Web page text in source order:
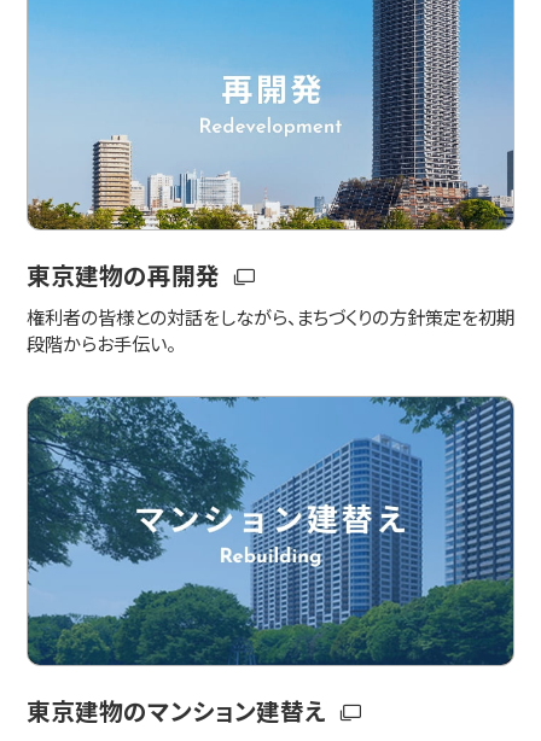
東京建物の再開発
権利者の皆様との対話をしながら、まちづくりの方針策定を初期
段階からお手伝い。
東京建物のマンション建替え